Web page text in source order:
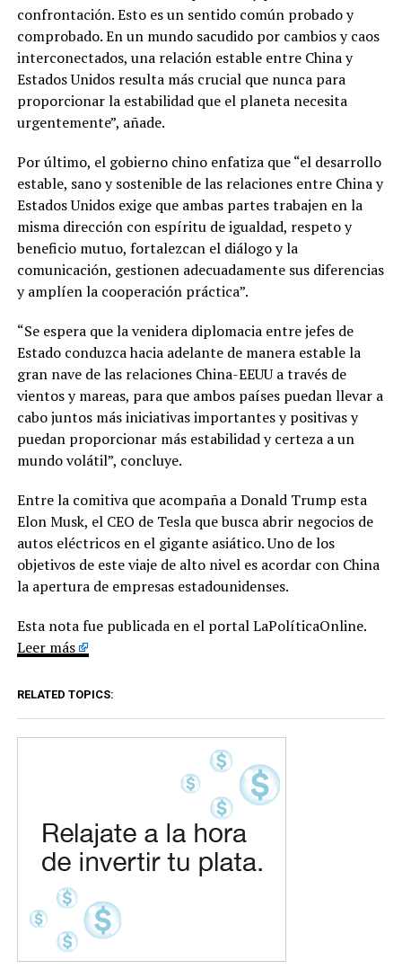
confrontación. Esto es un sentido común probado y
comprobado. En un mundo sacudido por cambios y caos
interconectados, una relación estable entre China y
Estados Unidos resulta más crucial que nunca para
proporcionar la estabilidad que el planeta necesita
urgentemente”, añade.
Por último, el gobierno chino enfatiza que “el desarrollo
estable, sano y sostenible de las relaciones entre China y
Estados Unidos exige que ambas partes trabajen en la
misma dirección con espíritu de igualdad, respeto y
beneficio mutuo, fortalezcan el diálogo y la
comunicación, gestionen adecuadamente sus diferencias
y amplíen la cooperación práctica”.
“Se espera que la venidera diplomacia entre jefes de
Estado conduzca hacia adelante de manera estable la
gran nave de las relaciones China-EEUU a través de
vientos y mareas, para que ambos países puedan llevar a
cabo juntos más iniciativas importantes y positivas y
puedan proporcionar más estabilidad y certeza a un
mundo volátil”, concluye.
Entre la comitiva que acompaña a Donald Trump esta
Elon Musk, el CEO de Tesla que busca abrir negocios de
autos eléctricos en el gigante asiático. Uno de los
objetivos de este viaje de alto nivel es acordar con China
la apertura de empresas estadounidenses.
Esta nota fue publicada en el portal LaPolíticaOnline.
Leer más
RELATED TOPICS: